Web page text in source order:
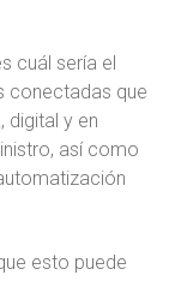
cuál sería el
conectadas que
digital y en
así como
esto puede